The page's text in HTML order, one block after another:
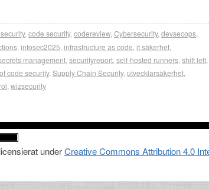
, code security, codereview, Cybersecurity, devsecops
infosec2025 infrastructure as code it säkerhet
management securityreport self-hosted runners shift left
code security, Supply Chain Security, utvecklarsäkerhet
wizsecurity
underCreative Commons Attribution 4.0